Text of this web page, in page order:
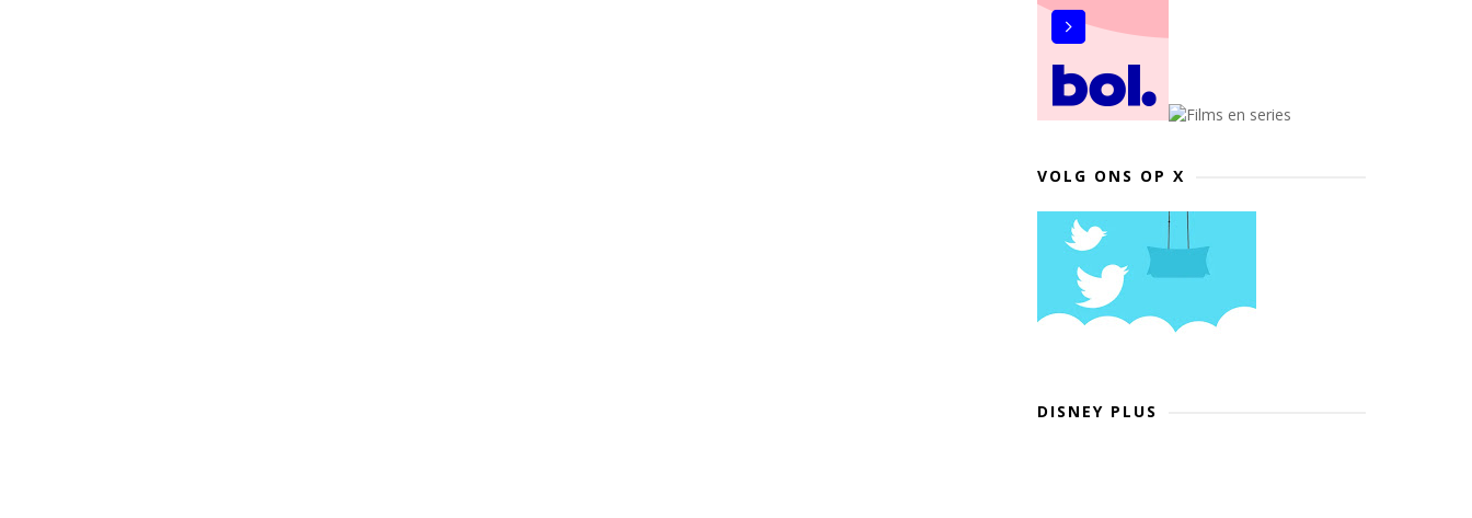
VOLG ONS OP X
DISNEY PLUS